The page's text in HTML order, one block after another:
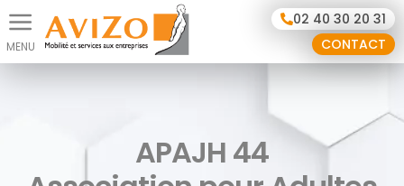
02 40 30 20 31
CONTACT
APAJH 44
Panneau de gestion des cookies